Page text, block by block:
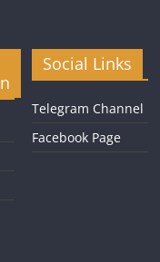
Social Links
Telegram Channel
Facebook Page